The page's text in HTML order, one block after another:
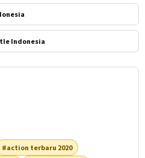
Indonesia
#action terbaru 2020